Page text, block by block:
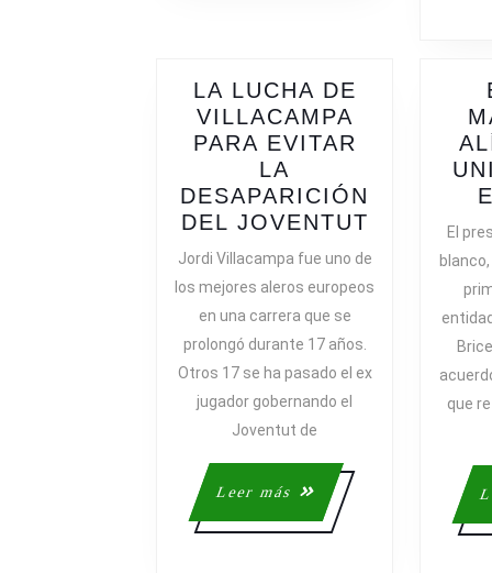
LA LUCHA DE
VILLACAMPA
PARA EVITAR
LA
DESAPARICIÓN
DEL JOVENTUT
EVITAR
LA
Jordi Villacampa fue uno de
los mejores aleros europeos
en una carrera que se
prolongó durante 17 años.
Otros 17 se ha pasado el ex
jugador gobernando el
Joventut de
Leer más
Leer
más
El
que